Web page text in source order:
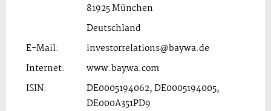
81925 München
Deutschland
E-Mail:
investorrelations@baywa.de
Internet:
www.baywa.com
ISIN:
DE0005194062, DE0005194005,
DE000A351PD9